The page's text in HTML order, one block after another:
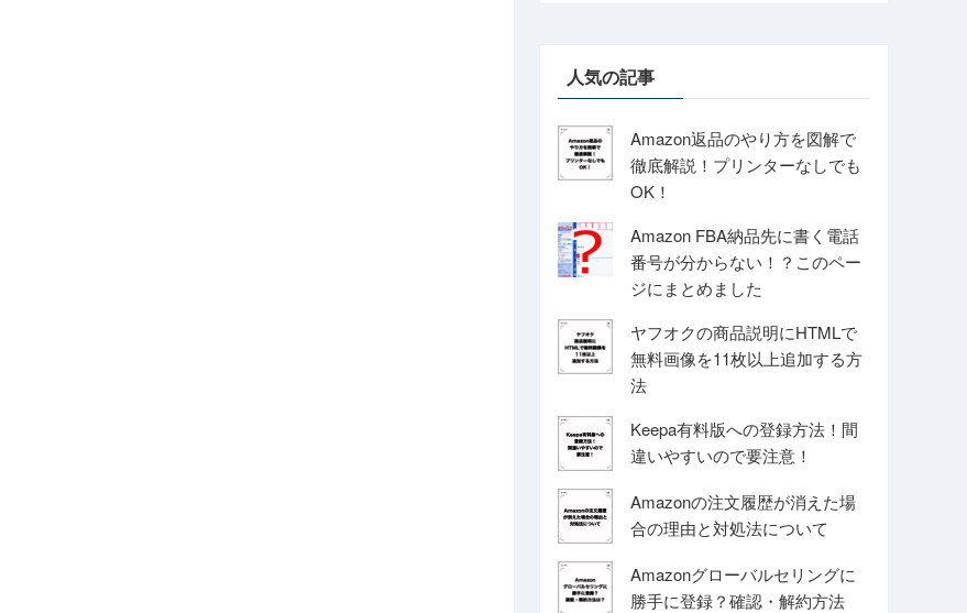
人気の記事
Amazon返品のやり方を図解で
徹底解説！プリンターなしでも
OK！
Amazon FBA納品先に書く電話
番号が分からない！？このペー
ジにまとめました
ヤフオクの商品説明にHTMLで
無料画像を11枚以上追加する方
法
Keepa有料版への登録方法！間
違いやすいので要注意！
Amazonの注文履歴が消えた場
合の理由と対処法について
Amazonグローバルセリングに
勝手に登録？確認・解約方法